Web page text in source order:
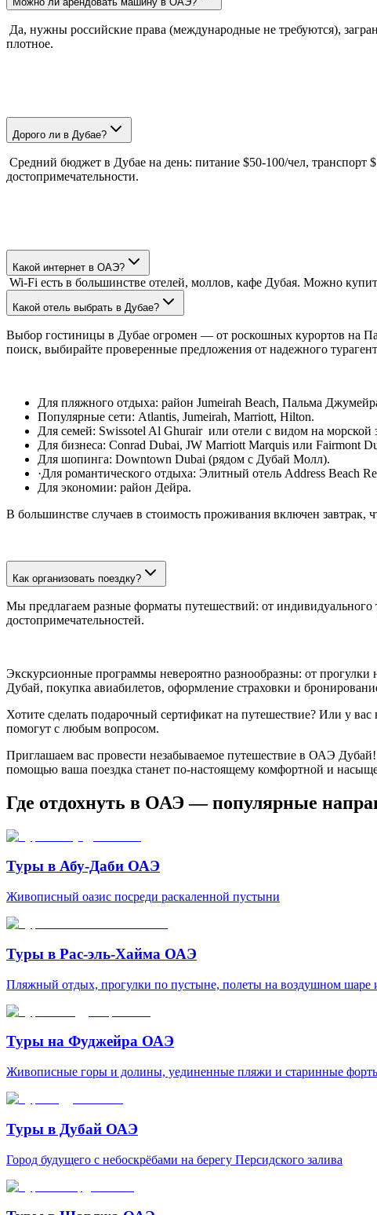
Да, нужны российские права (международные не требуются),
плотное.
Дорого ли в Дубае?
Средний бюджет в Дубае на день: питание $50-100/чел,
достопримечательности.
Какой интернет в ОАЭ?
Wi-Fi есть в большинстве отелей, моллов, кафе Дубая. Можно
Какой отель выбрать в Дубае?
Выбор гостиницы в Дубае огромен — от роскошных курортов на
поиск, выбирайте проверенные предложения от надежного
Для пляжного отдыха: район Jumeirah Beach, Пальма
Популярные сети: Atlantis, Jumeirah, Marriott, Hilton.
Для семей: Swissotel Al Ghurair или отели с видом на морской
Для бизнеса: Conrad Dubai, JW Marriott Marquis или Fairmont
Для шопинга: Downtown Dubai (рядом с Дубай Молл).
·Для романтического отдыха: Элитный отель Address Beach
Для экономии: район Дейра.
В большинстве случаев в стоимость проживания включен завтрак,
Как организовать поездку?
Мы предлагаем разные форматы путешествий: от индивидуального
достопримечательностей.
Экскурсионные программы невероятно разнообразны: от прогулки
Дубай, покупка авиабилетов, оформление страховки и
Хотите сделать подарочный сертификат на путешествие? Или у
помогут с любым вопросом.
Приглашаем вас провести незабываемое путешествие в ОАЭ
помощью ваша поездка станет по-настоящему комфортной и
Где отдохнуть в ОАЭ — популярные
Туры в Абу-Даби ОАЭ
Живописный оазис посреди раскаленной пустыни
Туры в Рас-эль-Хайма ОАЭ
Пляжный отдых, прогулки по пустыне, полеты на воздушном шаре
Туры на Фуджейра ОАЭ
Живописные горы и долины, уединенные пляжи и старинные
Туры в Дубай ОАЭ
Город будущего с небоскрёбами на берегу Персидского залива